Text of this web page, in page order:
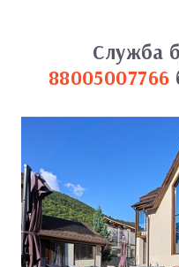
Служба
88005007766